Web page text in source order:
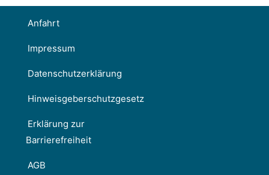
Anfahrt
Impressum
Datenschutzerklärung
Hinweisgeberschutzgesetz
Erklärung zur
Barrierefreiheit
AGB